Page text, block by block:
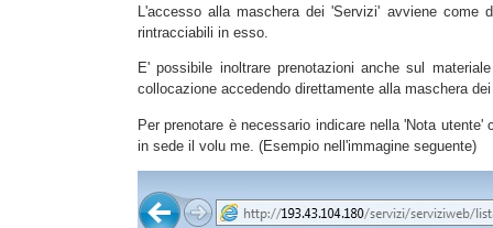
L'accesso alla maschera dei 'Servizi' avviene
rintracciabili in esso.
E' possibile inoltrare prenotazioni anche sul
collocazione accedendo direttamente alla maschera
Per prenotare è necessario indicare nella 'Nota
in sede il volu me. (Esempio nell'immagine seguente)